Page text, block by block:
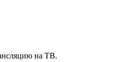
на ТВ.